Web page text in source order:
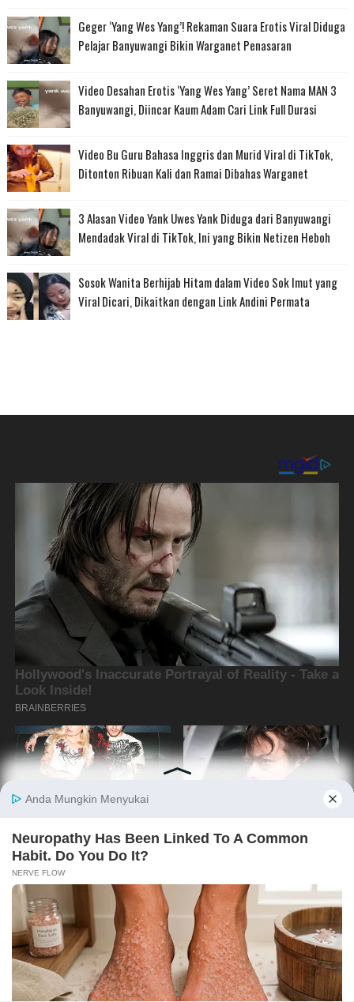
Geger ‘Yang Wes Yang’! Rekaman Suara Erotis Viral Diduga
Pelajar Banyuwangi Bikin Warganet Penasaran
Video Desahan Erotis ‘Yang Wes Yang’ Seret Nama MAN 3
Banyuwangi, Diincar Kaum Adam Cari Link Full Durasi
Video Bu Guru Bahasa Inggris dan Murid Viral di TikTok,
Ditonton Ribuan Kali dan Ramai Dibahas Warganet
3 Alasan Video Yank Uwes Yank Diduga dari Banyuwangi
Mendadak Viral di TikTok, Ini yang Bikin Netizen Heboh
Sosok Wanita Berhijab Hitam dalam Video Sok Imut yang
Viral Dicari, Dikaitkan dengan Link Andini Permata
Copyright @2019 ByMedia Oposisi Cerdas